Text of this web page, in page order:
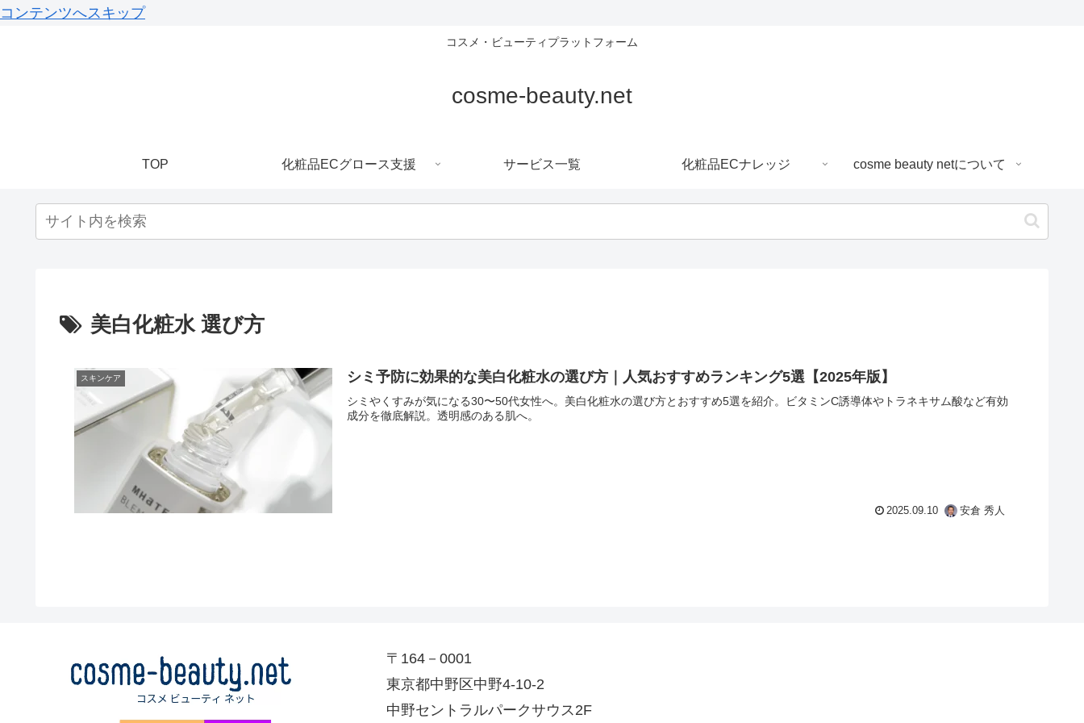
コンテンツへスキップ
コスメ・ビューティプラットフォーム
cosme-beauty.net
TOP 化粧品ECグロース支援 サービス一覧 化粧品ECナレッジ cosme beauty netについて
美白化粧水 選び方
スキンケア シミ予防に効果的な美白化粧水の選び方｜人気おすすめランキング5選【2025年版】
シミやくすみが気になる30〜50代女性へ。美白化粧水の選び方とおすすめ5選を紹介。ビタミンC誘導体やトラネキサム酸など有効
成分を徹底解説。透明感のある肌へ。
2025.09.10 安倉 秀人
〒164－0001
東京都中野区中野4-10-2
中野セントラルパークサウス2F